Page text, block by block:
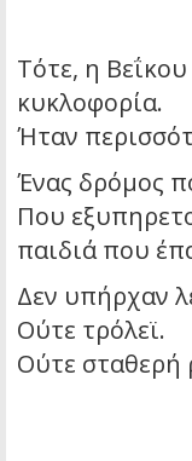
Τότε, η
κυκλοφορία.
Ήταν
Ένας δρόμος
Που
παιδιά που
Δεν υπήρχαν
Ούτε τρόλεϊ.
Ούτε σταθερή